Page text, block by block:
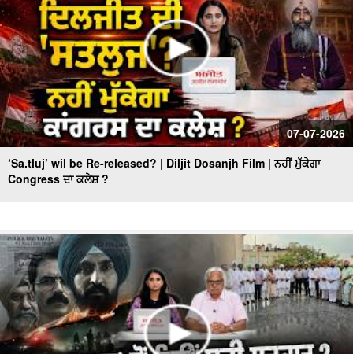
07-07-2026
‘Sa.tluj’ wil be Re-released? | Diljit Dosanjh Film | ਨਹੀਂ ਮੁੱਕੇਗਾ
Congress ਦਾ ਕਲੇਸ਼ ?